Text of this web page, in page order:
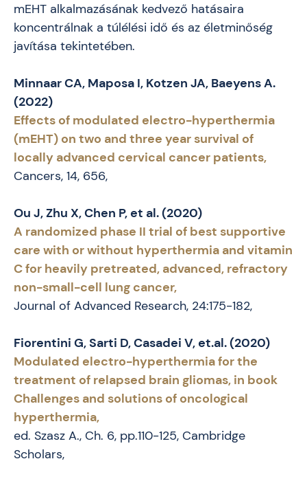
mEHT alkalmazásának kedvező hatásaira
koncentrálnak a túlélési idő és az életminőség
javítása tekintetében.
Minnaar CA, Maposa I, Kotzen JA, Baeyens A.
(2022)
Effects of modulated electro-hyperthermia
(mEHT) on two and three year survival of
locally advanced cervical cancer patients,
Cancers, 14, 656,
Ou J, Zhu X, Chen P, et al. (2020)
A randomized phase II trial of best supportive
care with or without hyperthermia and vitamin
C for heavily pretreated, advanced, refractory
non-small-cell lung cancer,
Journal of Advanced Research, 24:175-182,
Fiorentini G, Sarti D, Casadei V, et.al. (2020)
Modulated electro-hyperthermia for the
treatment of relapsed brain gliomas, in book
Challenges and solutions of oncological
hyperthermia,
ed. Szasz A., Ch. 6, pp.110-125, Cambridge
Scholars,